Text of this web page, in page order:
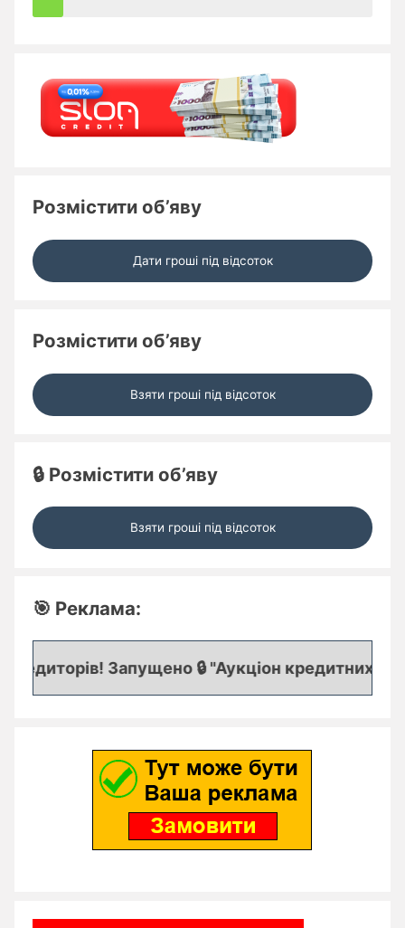
Розмістити об’яву
Дати гроші під відсоток
Розмістити об’яву
Взяти гроші під відсоток
🔒 Розмістити об’яву
Взяти гроші під відсоток
🎯 Реклама:
Запущено 🔒 "Аукціон кредитних